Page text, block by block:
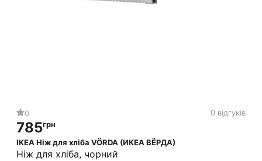
0 0 відгуків
785грн
IKEA Ніж для хліба VÖRDA (ИКЕА ВЁРДА)
Ніж для хліба, чорний